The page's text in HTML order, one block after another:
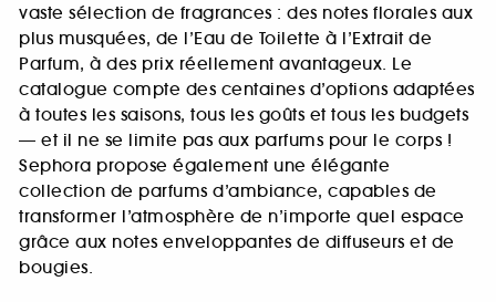
vaste sélection de fragrances : des notes florales aux
plus musquées, de l’Eau de Toilette à l’Extrait de
Parfum, à des prix réellement avantageux. Le
catalogue compte des centaines d’options adaptées
à toutes les saisons, tous les goûts et tous les budgets
— et il ne se limite pas aux parfums pour le corps !
Sephora propose également une élégante
collection de parfums d’ambiance, capables de
transformer l’atmosphère de n’importe quel espace
grâce aux notes enveloppantes de diffuseurs et de
bougies.